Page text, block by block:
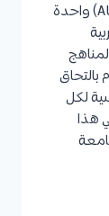
تُعد الجامعة الأمريكية في رأس الخيمة (AURAK) واحدة
بالتحاق
لكل
هذا